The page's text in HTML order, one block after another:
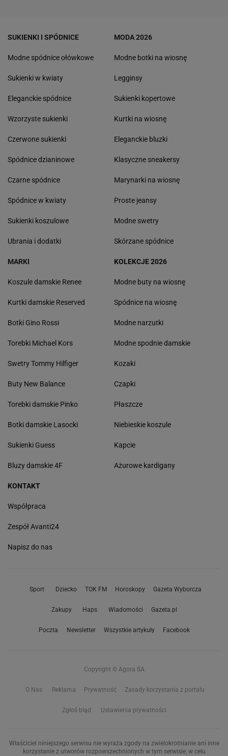
SUKIENKI I SPÓDNICE
Modne spódnice ołówkowe
Sukienki w kwiaty
Eleganckie spódnice
Wzorzyste sukienki
Czerwone sukienki
Spódnice dzianinowe
Czarne spódnice
Spódnice w kwiaty
Sukienki koszulowe
Ubrania i dodatki
MODA 2026
Modne botki na wiosnę
Legginsy
Sukienki kopertowe
Kurtki na wiosnę
Eleganckie bluzki
Klasyczne sneakersy
Marynarki na wiosnę
Proste jeansy
Modne swetry
Skórzane spódnice
MARKI
Koszule damskie Renee
Kurtki damskie Reserved
Botki Gino Rossi
Torebki Michael Kors
Swetry Tommy Hilfiger
Buty New Balance
Torebki damskie Pinko
Botki damskie Lasocki
Sukienki Guess
Bluzy damskie 4F
KOLEKCJE 2026
Modne buty na wiosnę
Spódnice na wiosnę
Modne narzutki
Modne spodnie damskie
Kozaki
Czapki
Płaszcze
Niebieskie koszule
Kapcie
Ażurowe kardigany
KONTAKT
Współpraca
Zespół Avanti24
Napisz do nas
Sport Dziecko TOK FM Horoskopy Gazeta Wyborcza
Zakupy Haps Wiadomości Gazeta.pl
Poczta Newsletter Wszystkie artykuły Facebook
Copyright © Agora SA
O Nas Reklama Prywatność Zasady korzystania z portalu
Zgłoś błąd Ustawienia prywatności
Właściciel niniejszego serwisu nie wyraża zgody na zwielokrotnianie ani inne
korzystanie z utworów rozpowszechnionych w tym serwisie, w celu